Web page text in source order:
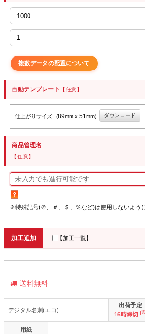
複数データの配置について
自動テンプレート 【任意】
仕上がりサイズ (89mm x 51mm) ダウンロード
商品管理名
【任意】
※特殊記号(＠、＃、＄、％など)は使用しないよう
加工追加 【加工一覧】
デジタル名刺(エコ)
用紙
出荷予定
16時締切
送料無料